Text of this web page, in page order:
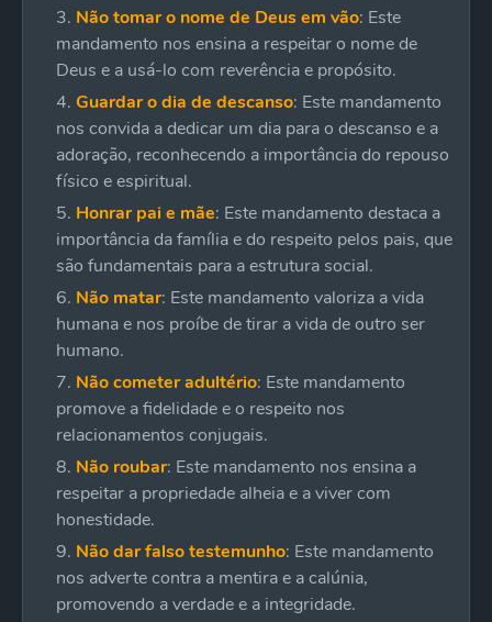
Não tomar o nome de Deus em vão: Este
mandamento nos ensina a respeitar o nome de
Deus e a usá-lo com reverência e propósito.
Guardar o dia de descanso: Este mandamento
nos convida a dedicar um dia para o descanso e a
adoração, reconhecendo a importância do repouso
físico e espiritual.
Honrar pai e mãe: Este mandamento destaca a
importância da família e do respeito pelos pais, que
são fundamentais para a estrutura social.
Não matar: Este mandamento valoriza a vida
humana e nos proíbe de tirar a vida de outro ser
humano.
Não cometer adultério: Este mandamento
promove a fidelidade e o respeito nos
relacionamentos conjugais.
Não roubar: Este mandamento nos ensina a
respeitar a propriedade alheia e a viver com
honestidade.
Não dar falso testemunho: Este mandamento
nos adverte contra a mentira e a calúnia,
promovendo a verdade e a integridade.